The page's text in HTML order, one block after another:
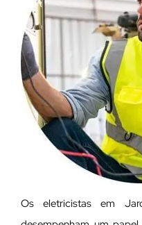
Os eletricistas em